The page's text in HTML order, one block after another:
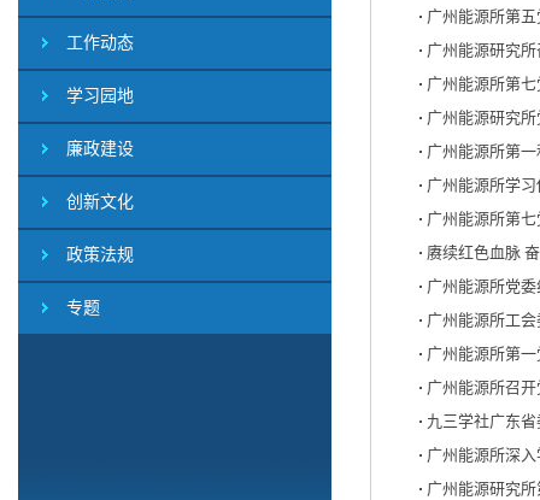
工作动态
学习园地
廉政建设
创新文化
政策法规
专题
广州能源所第
广州能源研究
广州能源所第
广州能源研究
广州能源所第
广州能源所学
广州能源所第
赓续红色血脉
广州能源所党
广州能源所工
广州能源所第
广州能源所召
九三学社广东
广州能源所深
广州能源研究